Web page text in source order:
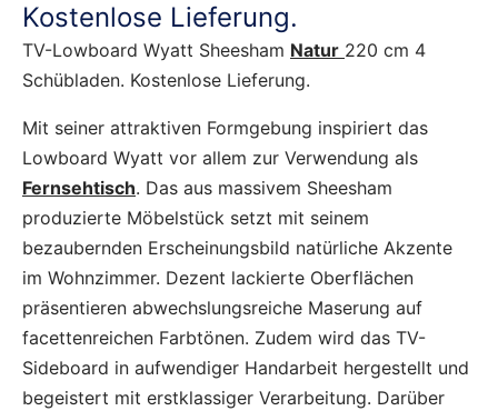
Kostenlose Lieferung.
TV-Lowboard Wyatt Sheesham Natur 220 cm 4
Schübladen. Kostenlose Lieferung.
Mit seiner attraktiven Formgebung inspiriert das
Lowboard Wyatt vor allem zur Verwendung als
Fernsehtisch. Das aus massivem Sheesham
produzierte Möbelstück setzt mit seinem
bezaubernden Erscheinungsbild natürliche Akzente
im Wohnzimmer. Dezent lackierte Oberflächen
präsentieren abwechslungsreiche Maserung auf
facettenreichen Farbtönen. Zudem wird das TV-
Sideboard in aufwendiger Handarbeit hergestellt und
begeistert mit erstklassiger Verarbeitung. Darüber